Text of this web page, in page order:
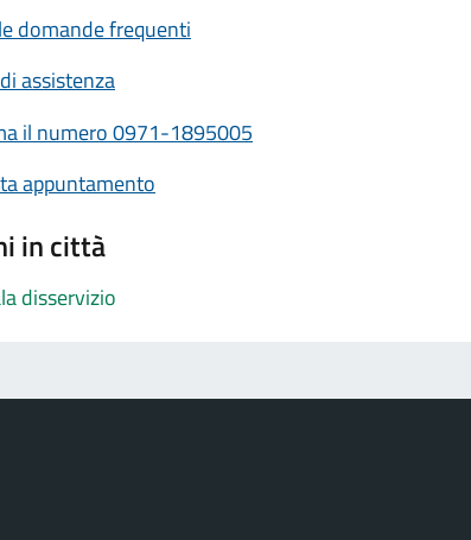
domande frequenti
assistenza
il numero 0971-1895005
appuntamento
in città
disservizio